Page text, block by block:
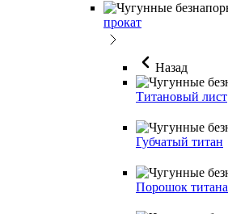
прокат
Назад
Титановый лист
Губчатый титан
Порошок титана